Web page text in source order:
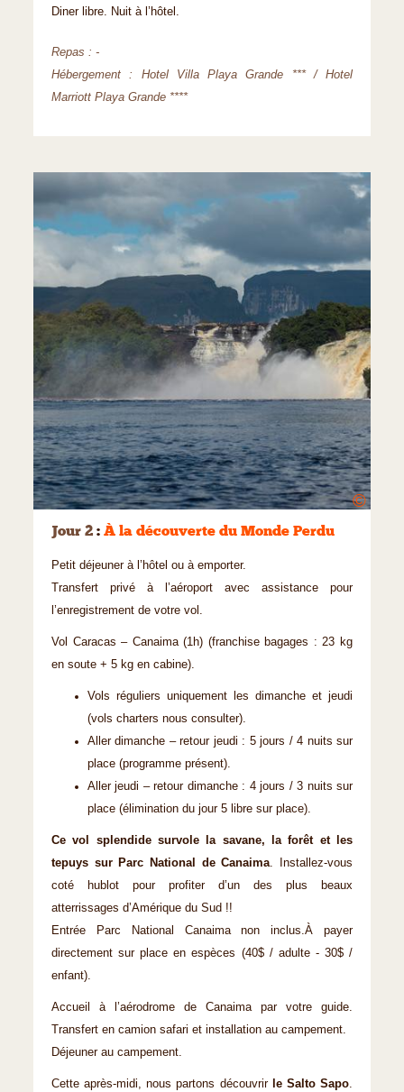
Diner libre. Nuit à l’hôtel.
Repas : -
Hébergement : Hotel Villa Playa Grande *** / Hotel
Marriott Playa Grande ****
©
Jour 2 : À la découverte du Monde Perdu
Petit déjeuner à l’hôtel ou à emporter.
Transfert privé à l’aéroport avec assistance pour
l’enregistrement de votre vol.
Vol Caracas – Canaima (1h) (franchise bagages : 23 kg
en soute + 5 kg en cabine).
Vols réguliers uniquement les dimanche et jeudi
(vols charters nous consulter).
Aller dimanche – retour jeudi : 5 jours / 4 nuits sur
place (programme présent).
Aller jeudi – retour dimanche : 4 jours / 3 nuits sur
place (élimination du jour 5 libre sur place).
Ce vol splendide survole la savane, la forêt et les
tepuys sur Parc National de Canaima. Installez-vous
coté hublot pour profiter d’un des plus beaux
atterrissages d’Amérique du Sud !!
Entrée Parc National Canaima non inclus.À payer
directement sur place en espèces (40$ / adulte - 30$ /
enfant).
Accueil à l’aérodrome de Canaima par votre guide.
Transfert en camion safari et installation au campement.
Déjeuner au campement.
Cette après-midi, nous partons découvrir le Salto Sapo.